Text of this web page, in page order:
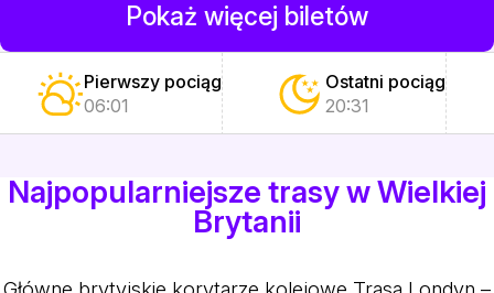
Pokaż więcej biletów
Pierwszy pociąg
06:01
Ostatni pociąg
20:31
Najpopularniejsze trasy w Wielkiej
Brytanii
Główne brytyjskie korytarze kolejowe Trasa Londyn –